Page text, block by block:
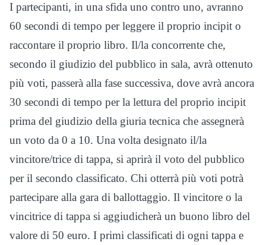
I partecipanti, in una sfida uno contro uno, avranno
60 secondi di tempo per leggere il proprio incipit o
raccontare il proprio libro. Il/la concorrente che,
secondo il giudizio del pubblico in sala, avrà ottenuto
più voti, passerà alla fase successiva, dove avrà ancora
30 secondi di tempo per la lettura del proprio incipit
prima del giudizio della giuria tecnica che assegnerà
un voto da 0 a 10. Una volta designato il/la
vincitore/trice di tappa, si aprirà il voto del pubblico
per il secondo classificato. Chi otterrà più voti potrà
partecipare alla gara di ballottaggio. Il vincitore o la
vincitrice di tappa si aggiudicherà un buono libro del
valore di 50 euro. I primi classificati di ogni tappa e